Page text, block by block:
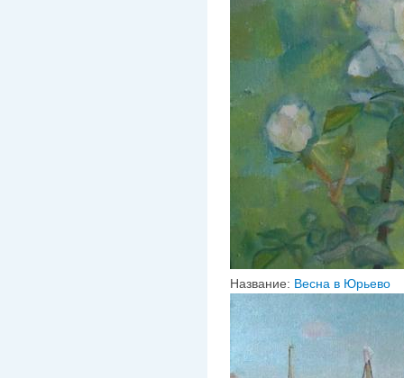
Название: Весна в Юрьево